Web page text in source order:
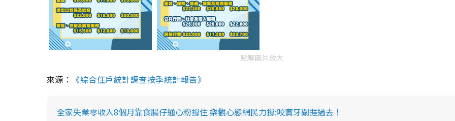
點擊圖片放大
來源： 《綜合住戶統計調查按季統計報告》
全家失業零收入8個月靠食腸仔通心粉撐住 樂觀心態網民力撐:咬實牙關捱過去！